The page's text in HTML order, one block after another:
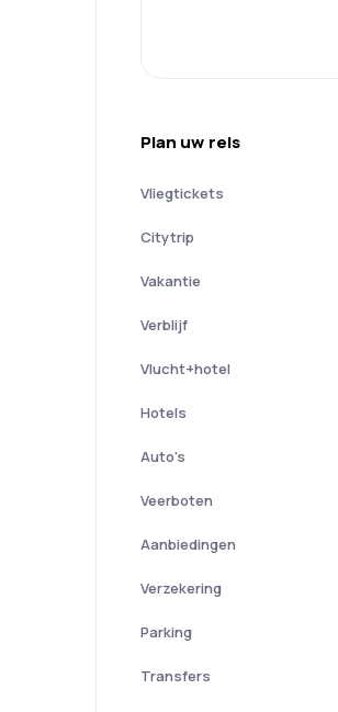
Plan uw reis
Vliegtickets
Citytrip
Vakantie
Verblijf
Vlucht+hotel
Hotels
Auto's
Veerboten
Aanbiedingen
Verzekering
Parking
Transfers